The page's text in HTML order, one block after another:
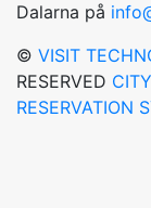
Dalarna på
© VISIT
RESERVED
RESERVATION